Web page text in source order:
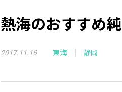
熱海のおすすめ
2017.11.16 東海 静岡